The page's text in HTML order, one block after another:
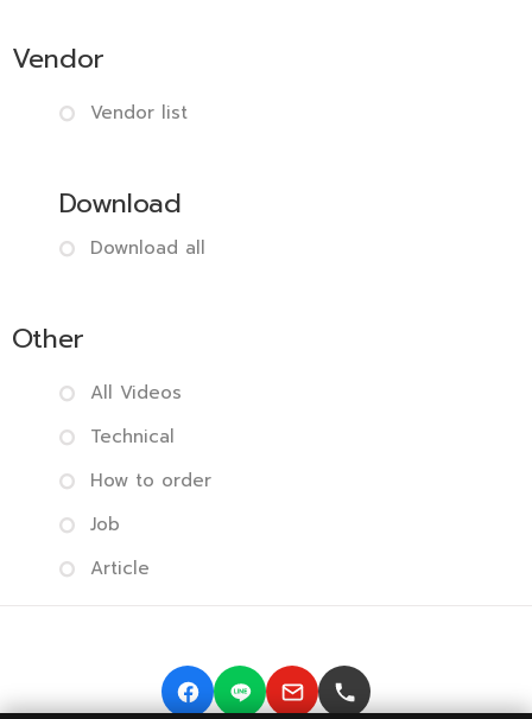
Vendor
Vendor list
Download
Download all
Other
All Videos
Technical
How to order
Job
Article